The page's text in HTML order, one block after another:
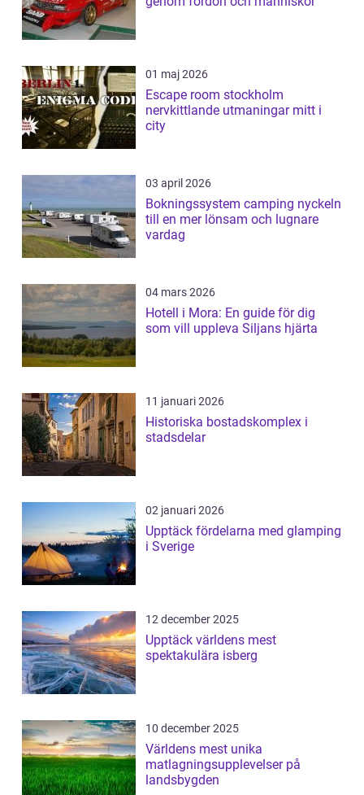
01 maj 2026
Escape room stockholm
nervkittlande utmaningar mitt i
city
03 april 2026
Bokningssystem camping nyckeln
till en mer lönsam och lugnare
vardag
04 mars 2026
Hotell i Mora: En guide för dig
som vill uppleva Siljans hjärta
11 januari 2026
Historiska bostadskomplex i
stadsdelar
02 januari 2026
Upptäck fördelarna med glamping
i Sverige
12 december 2025
Upptäck världens mest
spektakulära isberg
10 december 2025
Världens mest unika
matlagningsupplevelser på
landsbygden